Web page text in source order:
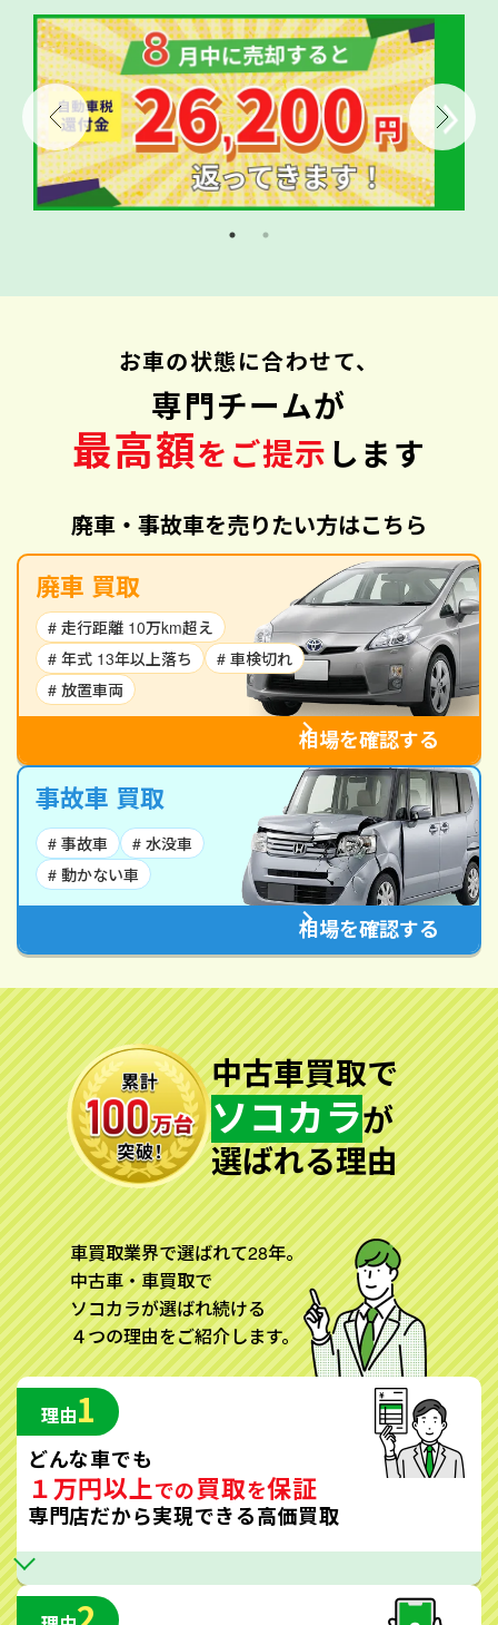
お車の状態に合わせて、
専門チームが
最高額をご提示 します
廃車・事故車を売りたい方はこちら
廃車 買取
# 走行距離 10万km超え
# 年式 13年以上落ち
# 車検切れ
# 放置車両
相場を確認する
事故車 買取
# 事故車
# 水没車
# 動かない車
相場を確認する
中古車買取で
ソコカラが
選ばれる理由
車買取業界で選ばれて28年。
中古車・車買取で
ソコカラが選ばれ続ける
４つの理由をご紹介します。
理由1
どんな車でも
１万円以上での買取を保証
専門店だから実現できる高価買取